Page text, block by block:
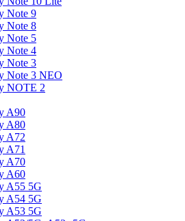
Note 9
Note 8
Note 5
Note 4
Note 3
Note 3 NEO
NOTE 2
A90
A80
A72
A71
A70
A60
A55 5G
A54 5G
A53 5G